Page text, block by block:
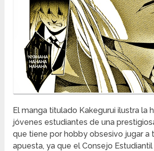
El manga titulado Kakegurui ilustra la
jóvenes estudiantes de una
que tiene por hobby obsesivo jugar a
apuesta, ya que el Consejo